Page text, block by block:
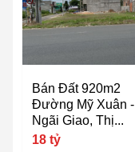
Bán Đất 920m2
Đường Mỹ Xuân -
Ngãi Giao, Thị...
18 tỷ